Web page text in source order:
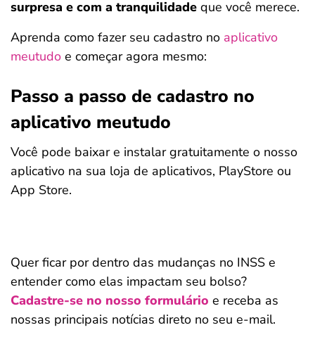
surpresa e com a tranquilidade que você merece.
Aprenda como fazer seu cadastro no aplicativo
meutudo e começar agora mesmo:
Passo a passo de cadastro no
aplicativo meutudo
Você pode baixar e instalar gratuitamente o nosso
aplicativo na sua loja de aplicativos, PlayStore ou
App Store.
Quer ficar por dentro das mudanças no INSS e
entender como elas impactam seu bolso?
Cadastre-se no nosso formulário e receba as
nossas principais notícias direto no seu e-mail.